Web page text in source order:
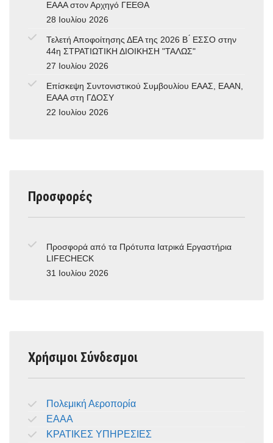
ΕΑΑΑ στον Αρχηγό ΓΕΕΘΑ
28 Ιουλίου 2026
Τελετή Αποφοίτησης ΔΕΑ της 2026 Β ́ ΕΣΣΟ στην
44η ΣΤΡΑΤΙΩΤΙΚΗ ΔΙΟΙΚΗΣΗ "ΤΑΛΩΣ"
27 Ιουλίου 2026
Επίσκεψη Συντονιστικού Συμβουλίου ΕΑΑΣ, ΕΑΑΝ,
ΕΑΑΑ στη ΓΔΟΣΥ
22 Ιουλίου 2026
Προσφορές
Προσφορά από τα Πρότυπα Ιατρικά Εργαστήρια
LIFECHECK
31 Ιουλίου 2026
Χρήσιμοι Σύνδεσμοι
Πολεμική Αεροπορία
ΕΑΑΑ
ΚΡΑΤΙΚΕΣ ΥΠΗΡΕΣΙΕΣ